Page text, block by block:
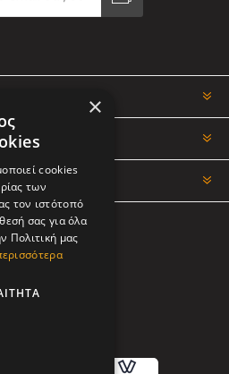
ΜΟΥ
ΣΕΛΊΔΑΣ
ΜΑΣ
×
cookies
των
τον ιστότοπό
σας για όλα
Πολιτική μας